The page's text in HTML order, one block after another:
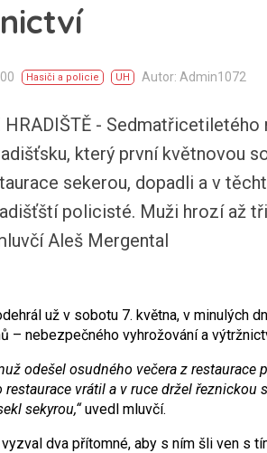
Hasiči a policie UH Autor: Admin1072
HRADIŠTĚ -
který první květnovou
sekerou, dopadli a v
policisté. Muži hrozí až
Aleš Mergental
už v sobotu 7. května, v minulých
– nebezpečného vyhrožování a
odešel osudného večera z
restaurace vrátil a v ruce držel
sekyrou,“uvedl mluvčí.
dva přítomné, aby s ním šli ven s